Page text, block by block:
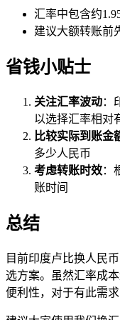
汇率中包含约
建议大额转账前
省钱小贴士
关注汇率波动：
以选择汇率相对
比较实际到账金
多少人民币
考虑转账时效：
账时间
总结
目前印度卢比换人民
选方案。虽然汇率成
便利性，对于有此需